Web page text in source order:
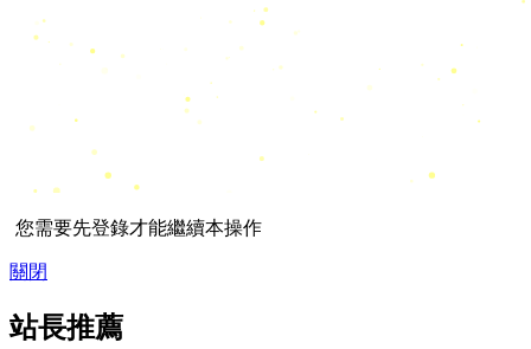
您需要先登錄才能繼續本操作
關閉
站長推薦